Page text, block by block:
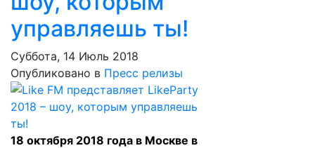
управляешь ты!
Суббота, 14 Июль 2018
Опубликовано в Пресс релизы
18 октября 2018 года в Москве в